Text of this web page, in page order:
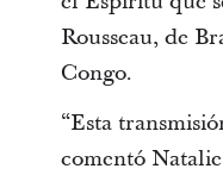
Rousseau, de
Congo.
“Esta
comentó